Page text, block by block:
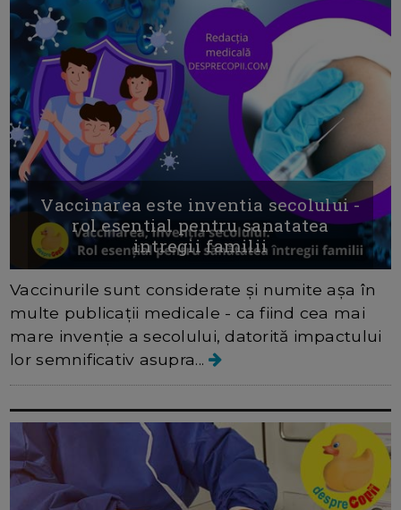
Vaccinarea este inventia secolului -
rol esential pentru sanatatea
intregii familii
Vaccinurile sunt considerate și numite așa în
multe publicații medicale - ca fiind cea mai
mare invenție a secolului, datorită impactului
lor semnificativ asupra...